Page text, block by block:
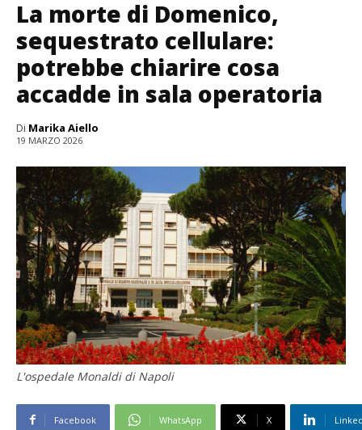
La morte di Domenico,
sequestrato cellulare:
potrebbe chiarire cosa
accadde in sala operatoria
Di Marika Aiello
19 MARZO 2026
L'ospedale Monaldi di Napoli
Facebook WhatsApp X